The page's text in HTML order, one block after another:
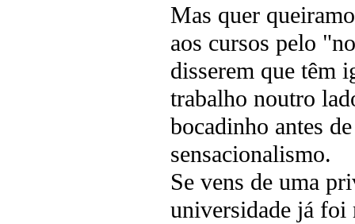
Mas quer
aos cursos pelo
disserem que têm
trabalho noutro
bocadinho antes
sensacionalismo.
Se vens de uma
universidade já foi